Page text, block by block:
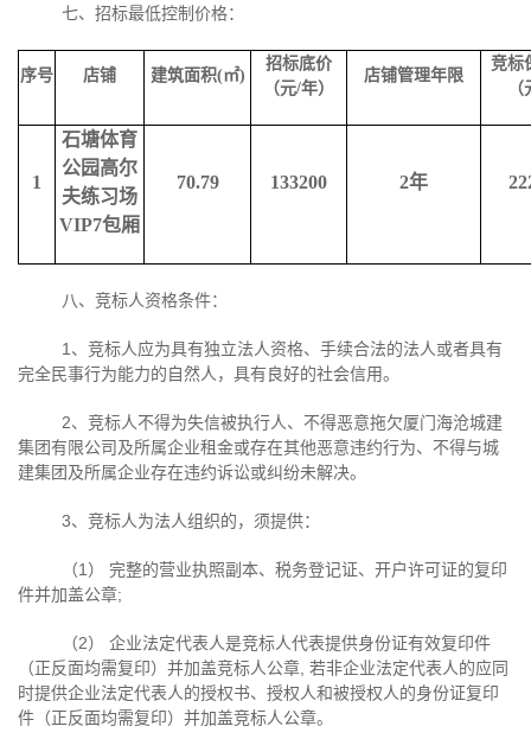
七、招标最低控制价格：
序号 店铺 建筑面积(㎡)
招标底价
（元/年）
店铺管理年限
竞标
1
石塘体育
公园高尔
夫练习场
VIP7包厢
70.79 133200 2年
八、竞标人资格条件：
1、竞标人应为具有独立法人资格、手续合法的法人或者具有
完全民事行为能力的自然人，具有良好的社会信用。
2、竞标人不得为失信被执行人、不得恶意拖欠厦门海沧城建
集团有限公司及所属企业租金或存在其他恶意违约行为、不得与城
建集团及所属企业存在违约诉讼或纠纷未解决。
3、竞标人为法人组织的，须提供：
（1 ） 完整的营业执照副本、税务登记证、开户许可证的复印
件并加盖公章;
（2） 企业法定代表人是竞标人代表提供身份证有效复印件
（正反面均需复印）并加盖竞标人公章 若非企业法定代表人的应同
时提供企业法定代表人的授权书、授权人和被授权人的身份证复印
件（正反面均需复印）并加盖竞标人公章。